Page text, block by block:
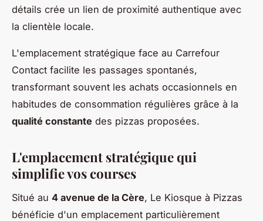
détails crée un lien de proximité authentique avec
la clientèle locale.
L'emplacement stratégique face au Carrefour
Contact facilite les passages spontanés,
transformant souvent les achats occasionnels en
habitudes de consommation régulières grâce à la
qualité constante des pizzas proposées.
L'emplacement stratégique qui
simplifie vos courses
Situé au 4 avenue de la Cère, Le Kiosque à Pizzas
bénéficie d'un emplacement particulièrement